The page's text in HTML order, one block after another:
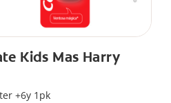
Kids Mas Harry
+6y 1pk